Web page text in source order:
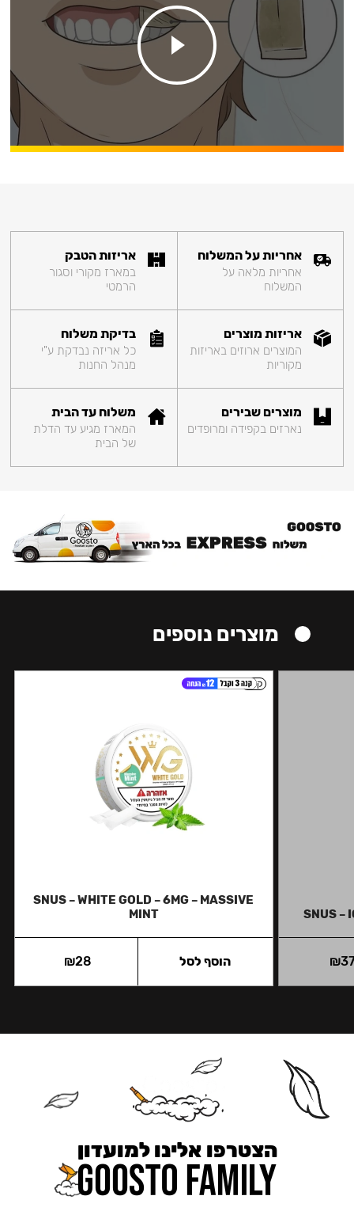
אחריות על המשלוח
אחריות מלאה על
המשלוח
אריזות הטבק
במארז מקורי וסגור
הרמטי
אריזות מוצרים
המוצרים ארוזים באריזות
מקוריות
בדיקת משלוח
כל אריזה נבדקת ע"י
מנהל החנות
מוצרים שבירים
נארזים בקפידה ומרופדים
משלוח עד הבית
המארז מגיע עד הדלת
של הבית
מוצרים נוספים
SNUS –
₪
קל
SNUS – WHITE GOLD – 6MG – MASSIVE
MINT
₪28 הוסף לסל
הצטרפו אלינו למועדון